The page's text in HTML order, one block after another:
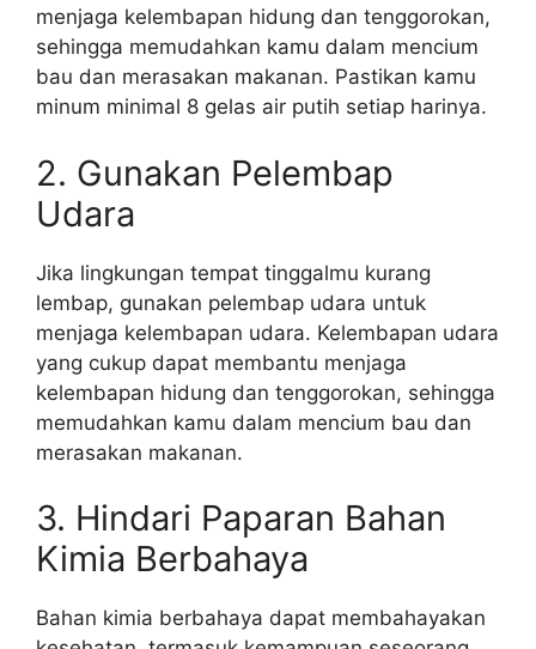
menjaga kelembapan hidung dan tenggorokan,
sehingga memudahkan kamu dalam mencium
bau dan merasakan makanan. Pastikan kamu
minum minimal 8 gelas air putih setiap harinya.
2. Gunakan Pelembap
Udara
Jika lingkungan tempat tinggalmu kurang
lembap, gunakan pelembap udara untuk
menjaga kelembapan udara. Kelembapan udara
yang cukup dapat membantu menjaga
kelembapan hidung dan tenggorokan, sehingga
memudahkan kamu dalam mencium bau dan
merasakan makanan.
3. Hindari Paparan Bahan
Kimia Berbahaya
Bahan kimia berbahaya dapat membahayakan